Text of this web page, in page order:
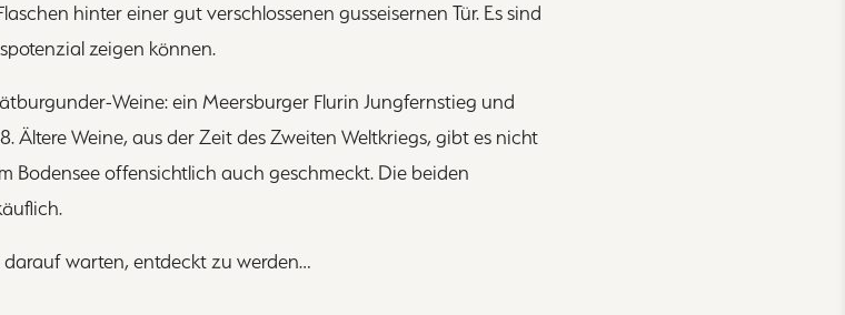
hinter einer gut verschlossenen gusseisernen Tür. Es sind
zeigen können.
Weine: ein Meersburger Flurin Jungfernstieg und
Ältere Weine, aus der Zeit des Zweiten Weltkriegs, gibt es nicht
Bodensee offensichtlich auch geschmeckt. Die beiden
warten, entdeckt zu werden…